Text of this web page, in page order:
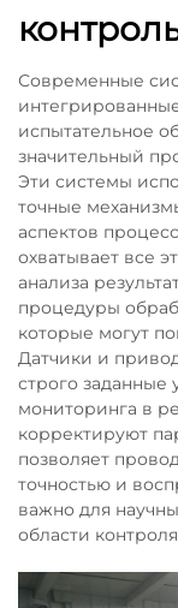
Современные
испытательное
значительный
Эти системы
точные
аспектов
охватывает все
анализа
процедуры
которые могут
Датчики и
строго заданные
мониторинга в
корректируют
позволяет
точностью и
важно для
области